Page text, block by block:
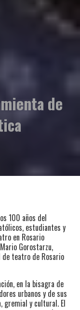
de
100 años del
estudiantes y
en Rosario
Gorostarzu,
de teatro de Rosario
en la bisagra de
urbanos y de sus
gremial y cultural. El